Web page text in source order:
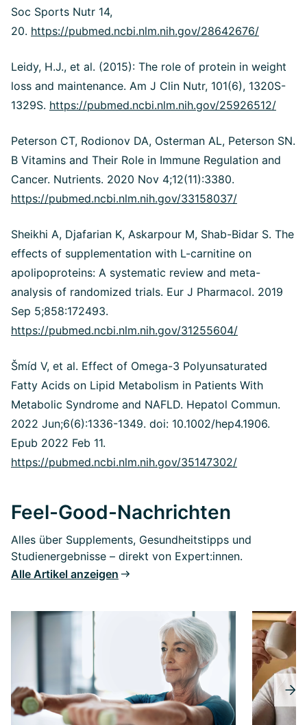
Soc Sports Nutr 14,
20. https://pubmed.ncbi.nlm.nih.gov/28642676/
Leidy, H.J., et al. (2015): The role of protein in weight
loss and maintenance. Am J Clin Nutr, 101(6), 1320S-
1329S. https://pubmed.ncbi.nlm.nih.gov/25926512/
Peterson CT, Rodionov DA, Osterman AL, Peterson SN.
B Vitamins and Their Role in Immune Regulation and
Cancer. Nutrients. 2020 Nov 4;12(11):3380.
https://pubmed.ncbi.nlm.nih.gov/33158037/
Sheikhi A, Djafarian K, Askarpour M, Shab-Bidar S. The
effects of supplementation with L-carnitine on
apolipoproteins: A systematic review and meta-
analysis of randomized trials. Eur J Pharmacol. 2019
Sep 5;858:172493.
https://pubmed.ncbi.nlm.nih.gov/31255604/
Šmíd V, et al. Effect of Omega-3 Polyunsaturated
Fatty Acids on Lipid Metabolism in Patients With
Metabolic Syndrome and NAFLD. Hepatol Commun.
2022 Jun;6(6):1336-1349. doi: 10.1002/hep4.1906.
Epub 2022 Feb 11.
https://pubmed.ncbi.nlm.nih.gov/35147302/
Feel-Good-Nachrichten
Alles über Supplements, Gesundheitstipps und
Studienergebnisse – direkt von Expert:innen.
Alle Artikel anzeigen